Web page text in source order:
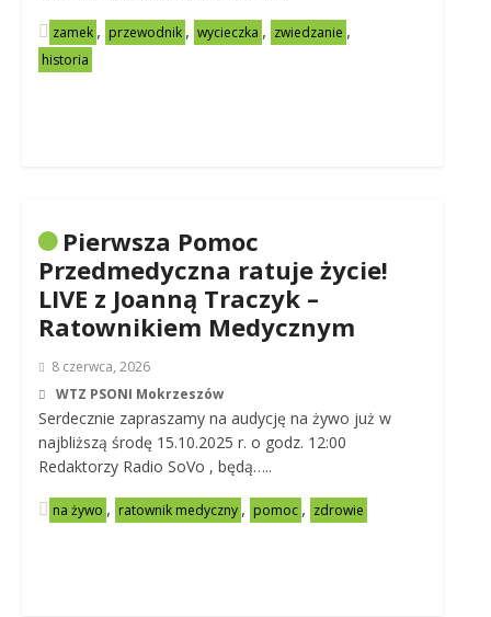
zamek , przewodnik , wycieczka , zwiedzanie ,
historia
Pierwsza Pomoc
Przedmedyczna ratuje życie!
LIVE z Joanną Traczyk –
Ratownikiem Medycznym
8 czerwca, 2026
WTZ PSONI Mokrzeszów
Serdecznie zapraszamy na audycję na żywo już w
najbliższą środę 15.10.2025 r. o godz. 12:00
Redaktorzy Radio SoVo , będą…..
na żywo , ratownik medyczny , pomoc , zdrowie